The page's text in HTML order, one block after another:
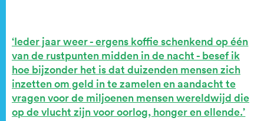
Ieder jaar weer - ergens koffie schenkend op één
van de rustpunten midden in de nacht - besef ik
hoe bijzonder het is dat duizenden mensen zich
inzetten om geld in te zamelen en aandacht te
vragen voor de miljoenen mensen wereldwijd die
op de vlucht zijn voor oorlog, honger en ellende.